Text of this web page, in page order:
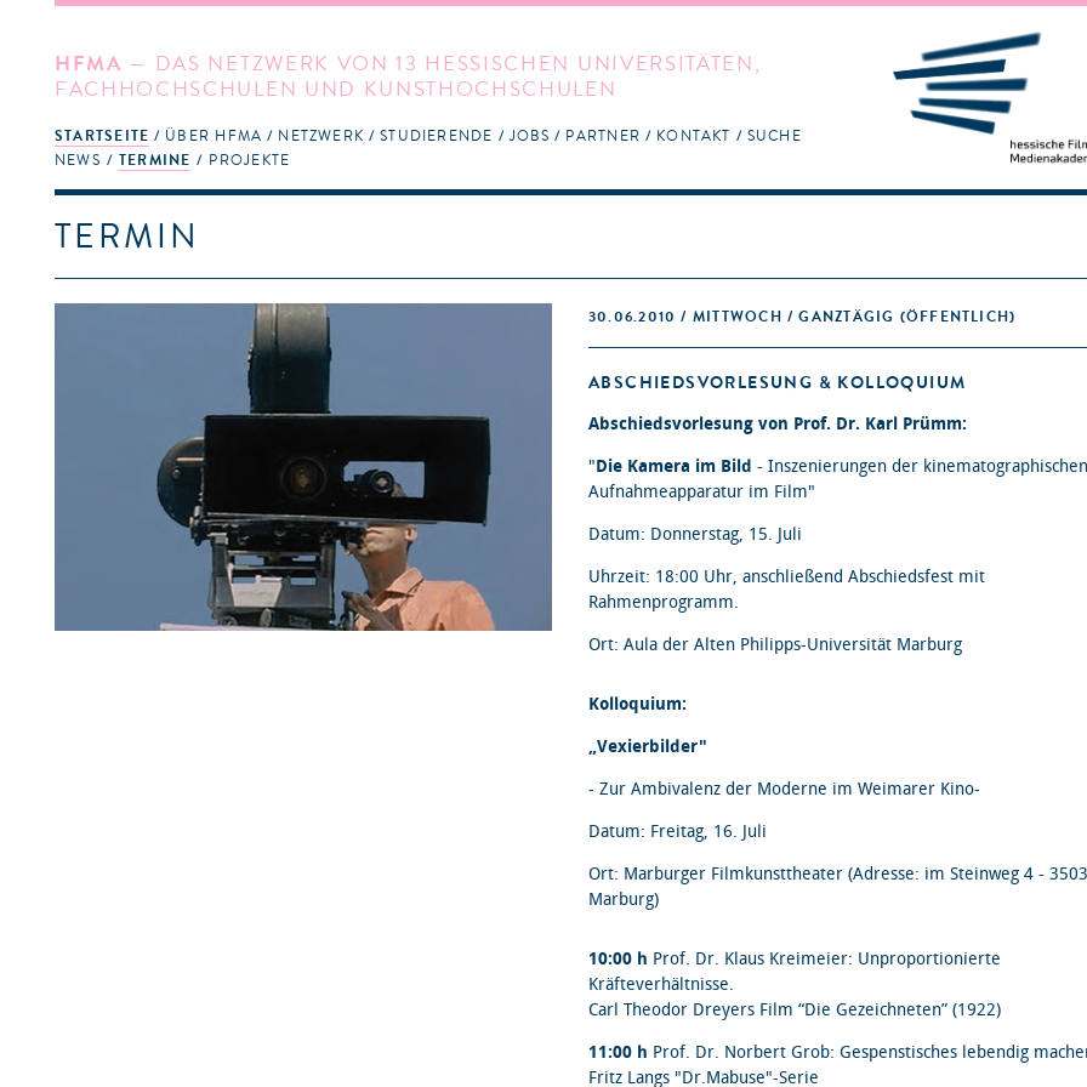
HFMA — DAS NETZWERK VON 13 HESSISCHEN UNIVERSITÄTEN,
FACHHOCHSCHULEN UND KUNSTHOCHSCHULEN
STARTSEITE
NEWS
TERMINE PROJEKTE
ÜBER HFMA NETZWERK STUDIERENDE JOBS PARTNER KONTAKT SUCHE
TERMIN
30.06.2010 / MITTWOCH / GANZTÄGIG (ÖFFENTLICH)
ABSCHIEDSVORLESUNG & KOLLOQUIUM
Abschiedsvorlesung von Prof. Dr. Karl Prümm:
"Die Kamera im Bild - Inszenierungen der kinematographischen
Aufnahmeapparatur im Film"
Datum: Donnerstag, 15. Juli
Uhrzeit: 18:00 Uhr, anschließend Abschiedsfest mit
Rahmenprogramm.
Ort: Aula der Alten Philipps-Universität Marburg
Kolloquium:
„Vexierbilder"
- Zur Ambivalenz der Moderne im Weimarer Kino-
Datum: Freitag, 16. Juli
Ort: Marburger Filmkunsttheater (Adresse: im Steinweg 4 -
Marburg)
10:00 h Prof. Dr. Klaus Kreimeier: Unproportionierte
Kräfteverhältnisse.
Carl Theodor Dreyers Film “Die Gezeichneten” (1922)
11:00 h Prof. Dr. Norbert Grob: Gespenstisches lebendig
Fritz Langs "Dr.Mabuse"-Serie